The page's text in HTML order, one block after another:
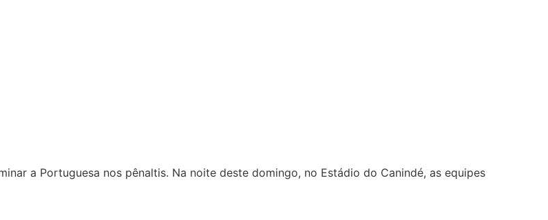
a Portuguesa nos pênaltis. Na noite deste domingo, no Estádio do Canindé, as equipes